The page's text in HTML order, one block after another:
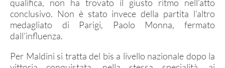
Ex Ordinanza
Tiro Rapido Sportivo
qualifica, non ha trovato il giusto ritmo nell’atto
conclusivo. Non è stato invece della partita l’altro
medagliato di Parigi, Paolo Monna, fermato
dall’influenza.
Per Maldini si tratta del bis a livello nazionale dopo la